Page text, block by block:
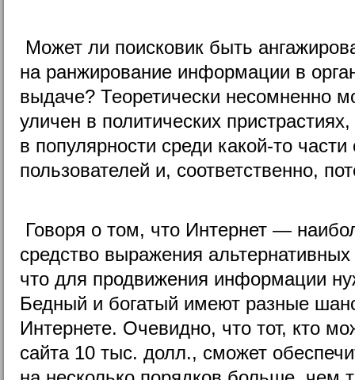
Может ли поисковик быть
на ранжирование информации в
выдаче? Теоретически несомненно
уличен в политических
в популярности среди какой-то
пользователей и, соответственно,
Говоря о том, что Интернет —
средство выражения
что для продвижения информации
Бедный и богатый имеют разные
Интернете. Очевидно, что тот, кто
сайта 10 тыс. долл., сможет